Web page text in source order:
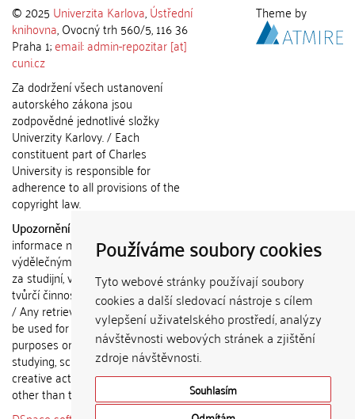
Používáme soubory cookies
Tyto webové stránky používají soubory
cookies a další sledovací nástroje s cílem
vylepšení uživatelského prostředí, analýzy
návštěvnosti webových stránek a zjištění
zdroje návštěvnosti.
Souhlasím
© 2025 Univerzita Karlova,Ústřední
knihovna, Ovocný trh 560/5, 116 36
Praha 1;email: admin-repozitar [at]
cuni.cz
Za dodržení všech ustanovení
autorského zákona jsou
zodpovědné jednotlivé složky
Univerzity Karlovy. / Each
constituent part of Charles
University is responsible for
adherence to all provisions of the
copyright law.
Upozornění / Notice:
informace nemohou být použity k
výdělečným účelům nebo vydávány
za studijní, vědeckou nebo jinou
tvůrčí činnost jiné osoby než autora.
/ Any retrieved information shall not
be used for any commercial
purposes or claimed as results of
studying, scientific or any other
creative activities of any person
other than the author.
Theme by